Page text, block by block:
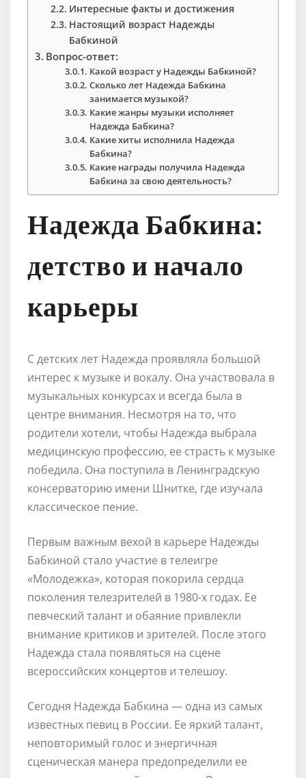
Интересные факты и достижения
Настоящий возраст Надежды
Бабкиной
Вопрос-ответ:
Какой возраст у Надежды Бабкиной?
Сколько лет Надежда Бабкина
занимается музыкой?
Какие жанры музыки исполняет
Надежда Бабкина?
Какие хиты исполнила Надежда
Бабкина?
Какие награды получила Надежда
Бабкина за свою деятельность?
Надежда Бабкина:
детство и начало
карьеры
С детских лет Надежда проявляла большой
интерес к музыке и вокалу. Она участвовала в
музыкальных конкурсах и всегда была в
центре внимания. Несмотря на то, что
родители хотели, чтобы Надежда выбрала
медицинскую профессию, ее страсть к музыке
победила. Она поступила в Ленинградскую
консерваторию имени Шнитке, где изучала
классическое пение.
Первым важным вехой в карьере Надежды
Бабкиной стало участие в телеигре
«Молодежка», которая покорила сердца
поколения телезрителей в 1980-х годах. Ее
певческий талант и обаяние привлекли
внимание критиков и зрителей. После этого
Надежда стала появляться на сцене
всероссийских концертов и телешоу.
Сегодня Надежда Бабкина — одна из самых
известных певиц в России. Ее яркий талант,
неповторимый голос и энергичная
сценическая манера предопределили ее